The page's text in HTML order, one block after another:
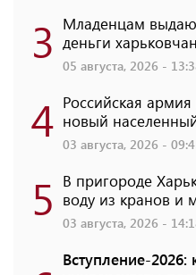
3 Младенцам
деньги харьковчан
05 августа, 2026 -
4 Российская
новый
03 августа, 2026 -
5 В пригороде
воду из кранов и
03 августа, 2026 -
Вступление-2026: